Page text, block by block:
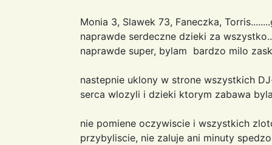
Monia 3, Slawek 73, Faneczka,
naprawde serdeczne dzieki za
naprawde super, bylam bardzo milo
nastepnie uklony w strone wszystkich
serca wlozyli i dzieki ktorym zabawa
nie pomiene oczywiscie i wszystkich
przybyliscie, nie zaluje ani minuty